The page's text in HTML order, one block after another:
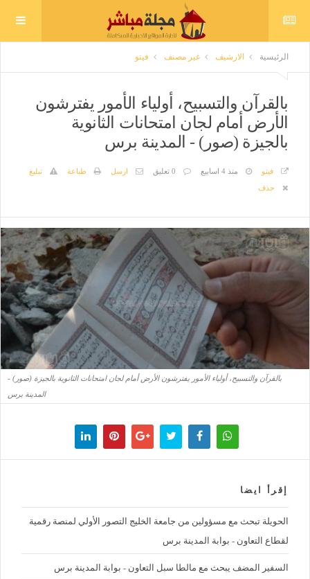
الرئيسية الارشيف غير مصنف فيتو
بالقرآن والتسبيح، أولياء الأمور يفترشون
الأرض أمام لجان امتحانات الثانوية
بالجيزة (صور) - المدينة برس
فيتو منذ 4 اسابيع 0 تعليق ارسل طباعة
تبليغ
حذف
بالقرآن والتسبيح، أولياء الأمور يفترشون الأرض أمام لجان امتحانات الثانوية بالجيزة (صور) -
المدينة برس
إقرأ ايضا
الحويلة تبحث مع مسؤولين من جامعة الخليج التصور الأولي لمنصة رقمية
لقطاع التعاون - بوابة المدينة برس
السفير المضف يبحث مع مالطا سبل التعاون - بوابة المدينة برس